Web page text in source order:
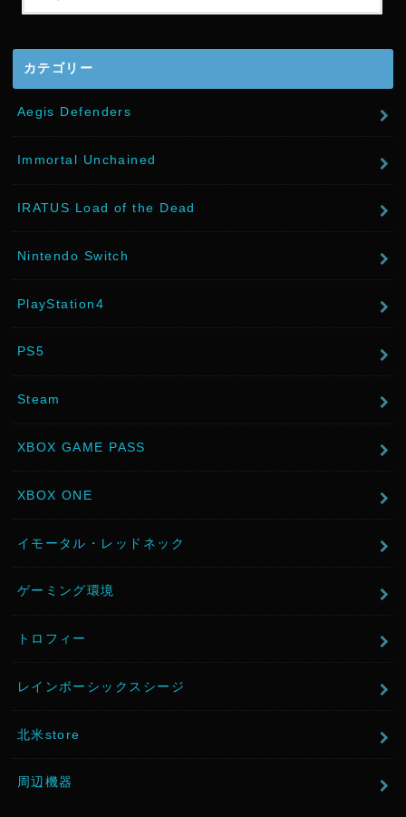
r
カテゴリー
Aegis Defenders
Immortal Unchained
IRATUS Load of the Dead
Nintendo Switch
PlayStation4
PS5
Steam
XBOX GAME PASS
XBOX ONE
イモータル・レッドネック
ゲーミング環境
トロフィー
レインボーシックスシージ
北米store
周辺機器